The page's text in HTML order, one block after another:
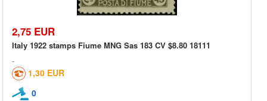
2,75 EUR
Italy 1922 stamps Fiume MNG Sas 183 CV $8.80 18111
1,30 EUR
0